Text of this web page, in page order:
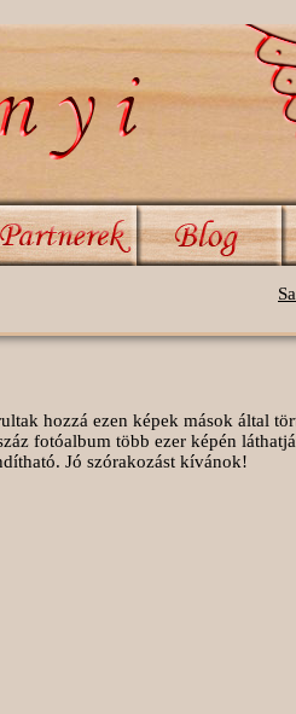
hozzá ezen képek mások által
fotóalbum több ezer képén
Jó szórakozást kívánok!